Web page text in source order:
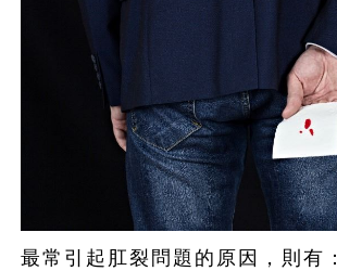
最常引起肛裂問題的原因，則有：